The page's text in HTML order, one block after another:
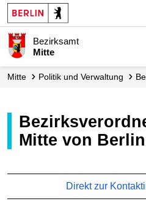
Bezirksamt
Mitte
Mitte Politik und Verwaltung
Bezirksverordnetenversammlung
Mitte von Berlin
Direkt zur